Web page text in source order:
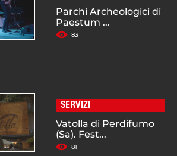
Parchi Archeologici di
Paestum ...
83
SERVIZI
Vatolla di Perdifumo
(Sa). Fest...
81